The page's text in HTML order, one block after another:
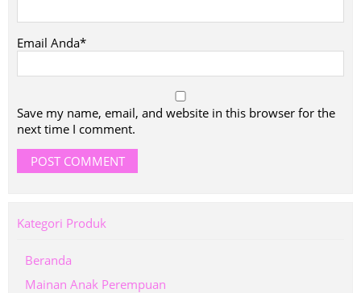
Email Anda*
Save my name, email, and website in this browser for the
next time I comment.
Kategori Produk
Beranda
Mainan Anak Perempuan